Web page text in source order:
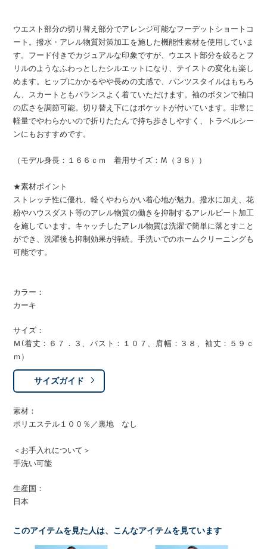
ウエスト部分の切り替え部分でアレンジ可能なフーデットショートコ
ート。撥水・アレル物質対策加工を施した機能性素材を使用していま
す。フード付きでカジュアルな印象ですが、ウエスト部分を絞るとフ
リルのようなふわっとしたシルエットになり、テイストの変化も楽し
めます。ヒップにかかるやや長めの丈感で、パンツスタイルはもちろ
ん、スカートともバランスよく着ていただけます。袖のボタンで袖口
の広さを調節可能。切り替え下にはポケットが付いています。非常に
軽量でやわらかいので折りたたんで持ち歩きしやすく、トラベルシー
ンにもおすすめです。
（モデル身長：１６６ｃｍ 着用サイズ：M（３８））
★素材ポイント
ストレッチ性に優れ、軽くやわらかい着心地が魅力。撥水に加え、花
粉やハウスダスト等のアレル物質の働きを抑制するアレルビート加工
を施しています。キャッチしたアレル物質は洗濯で簡単に落とすこと
ができ、洗濯後も抑制効果が持続。手洗いでのホームクリーニングも
可能です。
カラー：
カーキ
サイズ：
Ｍ(着丈：６７．３、バスト：１０７、肩幅：３８、袖丈：５９ｃ
ｍ）
サイズガイド
素材：
ポリエステル１００％／裏地 なし
＜お手入れについて＞
手洗い可能
生産国：
日本
このアイテムを見た人は、こんなアイテムを見ています